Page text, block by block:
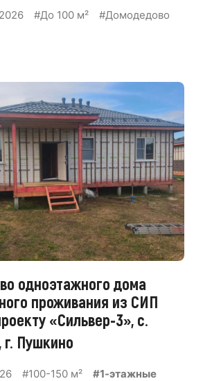
#До 100 м² #Домодедово
одноэтажного дома
проживания из СИП
«Сильвер-3», с.
Пушкино
#100-150 м² #1-этажные